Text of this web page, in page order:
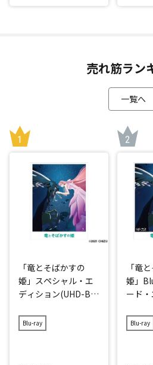
売れ筋ラン
一覧へ
「竜とそばかすの
姫」スペシャル・エ
ディション(UHD-BD
Blu-ray
「竜
姫」
ード
Blu-ray